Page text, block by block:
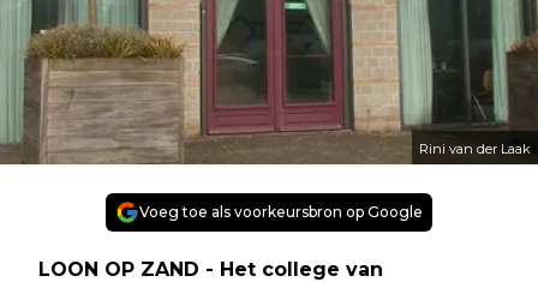
Rini van der Laak
Voeg toe als voorkeursbron op Google
LOON OP ZAND - Het college van